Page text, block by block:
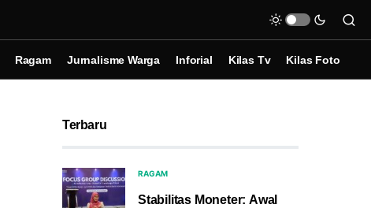
Ragam Jurnalisme Warga Inforial Kilas Tv Kilas Foto
Terbaru
RAGAM
Stabilitas Moneter: Awal